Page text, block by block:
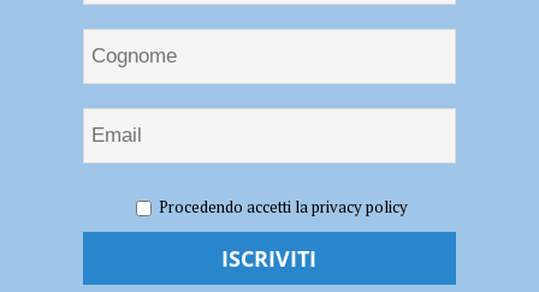
calcio – Giana Erminio si giocherà domenica 24 ottobre alle 14:30
Piacenza calcio – Giana Erminio si
Procedendo accetti la privacy policy